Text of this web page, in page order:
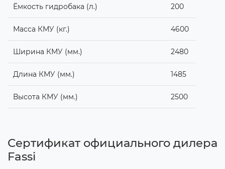
Ёмкость гидробака (л.) 200
Масса КМУ (кг.) 4600
Ширина КМУ (мм.) 2480
Длина КМУ (мм.) 1485
Высота КМУ (мм.) 2500
Сертификат официального дилера
Fassi